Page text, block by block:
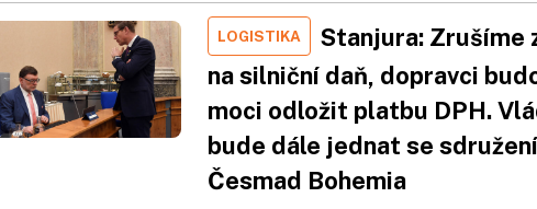
LOGISTIKA
Stanjura: Zrušíme
na silniční daň, dopravci
moci odložit platbu DPH.
bude dále jednat se
Česmad Bohemia